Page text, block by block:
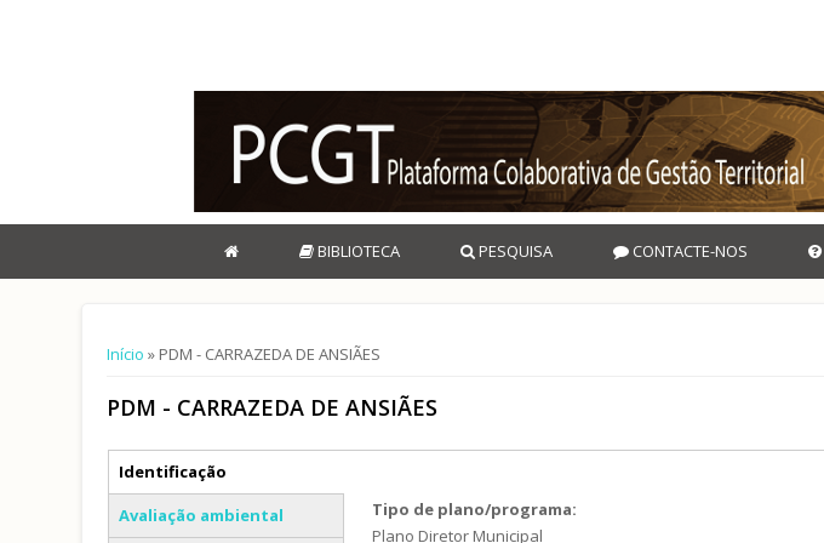
BIBLIOTECA PESQUISA CONTACTE-NOS
Está aqui
Início » PDM - CARRAZEDA DE ANSIÃES
PDM - CARRAZEDA DE ANSIÃES
Separadores verticais
Identificação
(separador ativo)
Avaliação ambiental
Tipo de plano/programa:
Plano Diretor Municipal